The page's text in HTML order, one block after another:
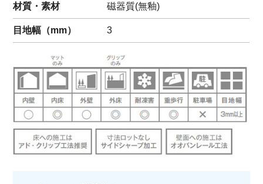
材質・素材 磁器質(無釉)
目地幅（mm） 3